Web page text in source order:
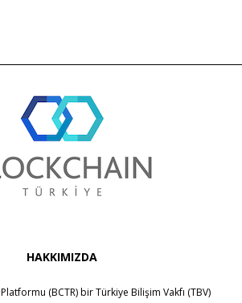
HAKKIMIZDA
(BCTR) birTürkiye Bilişim Vakfı (TBV)